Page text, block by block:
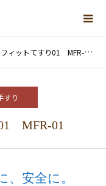
ィットてすり01 MFR-01
すり
MFR-01
安全に。